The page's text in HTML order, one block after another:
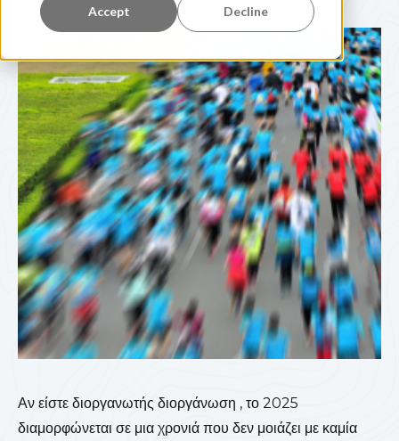
Accept Decline
Αν είστε διοργανωτής διοργάνωση , το 2025
διαμορφώνεται σε μια χρονιά που δεν μοιάζει με καμία